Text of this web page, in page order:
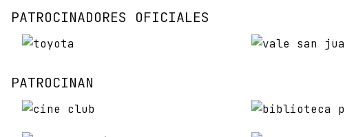
PATROCINADORES OFICIALES
PATROCINAN